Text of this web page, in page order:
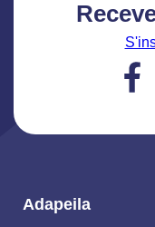
Adapeila